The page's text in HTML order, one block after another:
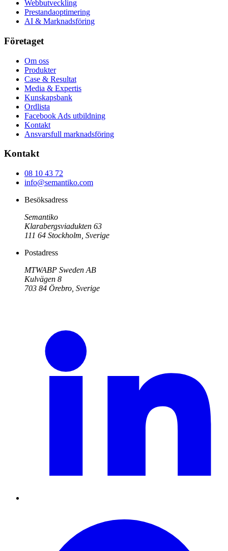
Webbutveckling
Prestandaoptimering
AI & Marknadsföring
Företaget
Om oss
Produkter
Case & Resultat
Media & Expertis
Kunskapsbank
Ordlista
Facebook Ads utbildning
Kontakt
Ansvarsfull marknadsföring
Kontakt
08 10 43 72
info@semantiko.com
Besöksadress
Semantiko
Klarabergsviadukten 63
111 64 Stockholm Sverige
Postadress
MTWABP Sweden AB
Kulvägen 8
703 84 Örebro Sverige